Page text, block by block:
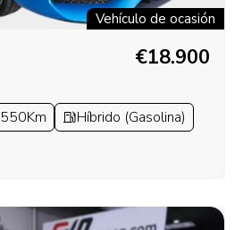
Vehículo de ocasión
€18.900
550Km
Híbrido (Gasolina)